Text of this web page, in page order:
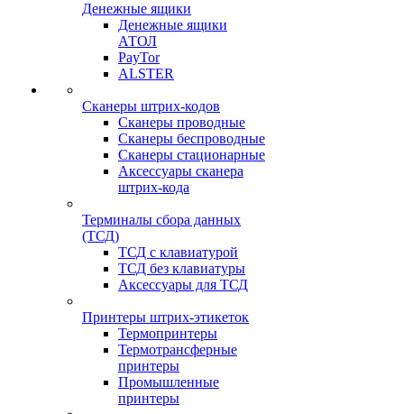
Денежные ящики
Денежные ящики
АТОЛ
PayTor
ALSTER
Сканеры штрих-кодов
Сканеры проводные
Сканеры беспроводные
Сканеры стационарные
Аксессуары сканера
штрих-кода
Терминалы сбора данных
(ТСД)
ТСД с клавиатурой
ТСД без клавиатуры
Аксессуары для ТСД
Принтеры штрих-этикеток
Термопринтеры
Термотрансферные
принтеры
Промышленные
принтеры